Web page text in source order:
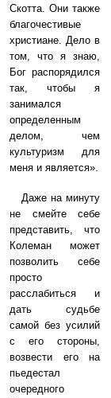
Скотта. Они также
благочестивые
христиане. Дело в
том, что я знаю,
Бог распорядился
так, чтобы я
занимался
определенным
делом, чем
культуризм для
меня и является».
Даже на минуту
не смейте себе
представить, что
Колеман может
позволить себе
просто
расслабиться и
дать судьбе
самой без усилий
с его стороны,
возвести его на
пьедестал
очередного